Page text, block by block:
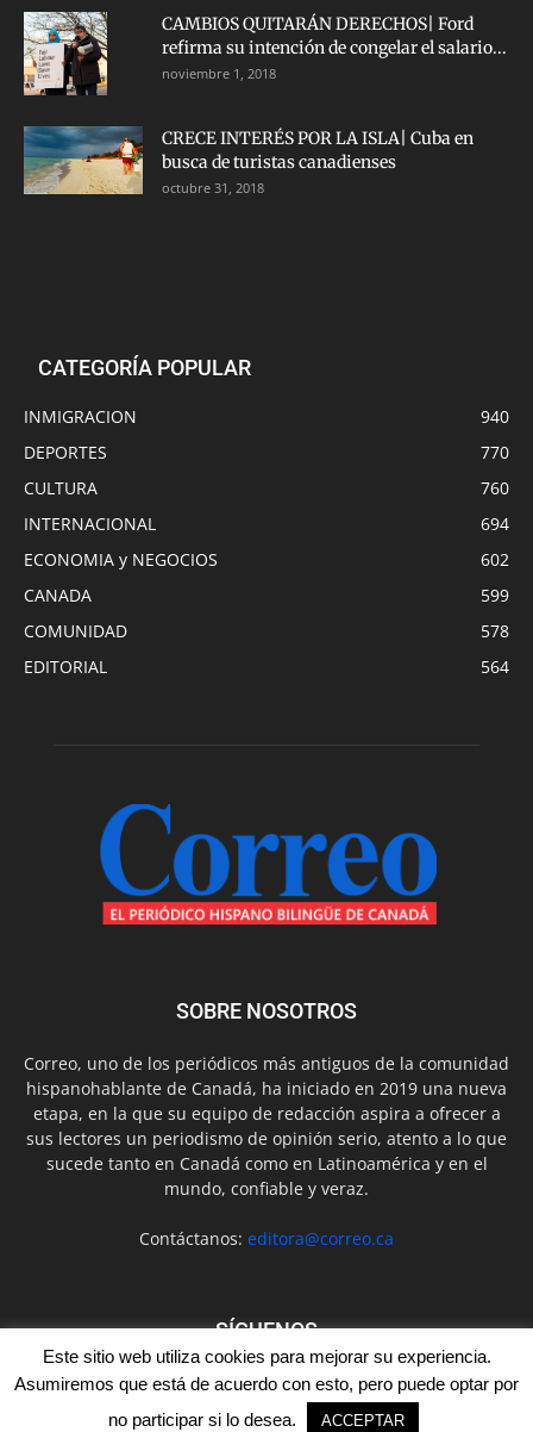
CAMBIOS QUITARÁN DERECHOS| Ford
refirma su intención de congelar el salario...
noviembre 1, 2018
CRECE INTERÉS POR LA ISLA| Cuba en
busca de turistas canadienses
octubre 31, 2018
CATEGORÍA POPULAR
INMIGRACION
940
DEPORTES
770
CULTURA
760
INTERNACIONAL
694
ECONOMIA y NEGOCIOS
602
CANADA
599
COMUNIDAD
578
EDITORIAL
564
SOBRE NOSOTROS
Correo, uno de los periódicos más antiguos de la comunidad
hispanohablante de Canadá, ha iniciado en 2019 una nueva
etapa, en la que su equipo de redacción aspira a ofrecer a
sus lectores un periodismo de opinión serio, atento a lo que
sucede tanto en Canadá como en Latinoamérica y en el
mundo, confiable y veraz.
Contáctanos: editora@correo.ca
SÍGUENOS
Este sitio web utiliza cookies para mejorar su experiencia.
Asumiremos que está de acuerdo con esto, pero puede optar por
no participar si lo desea.
ACCEPTAR